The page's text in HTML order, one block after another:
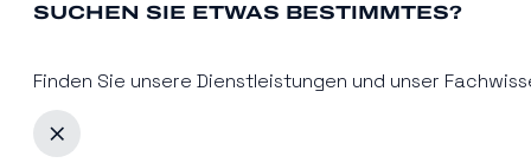
Über uns
SUCHEN SIE ETWAS BESTIMMTES?
Finden Sie unsere Dienstleistungen und unser